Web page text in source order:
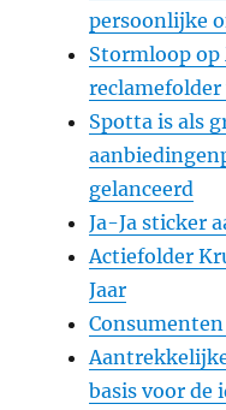
persoonlijke
Stormloop op
Spotta is als
gelanceerd
Ja-Ja sticker
Actiefolder
Jaar
basis voor de